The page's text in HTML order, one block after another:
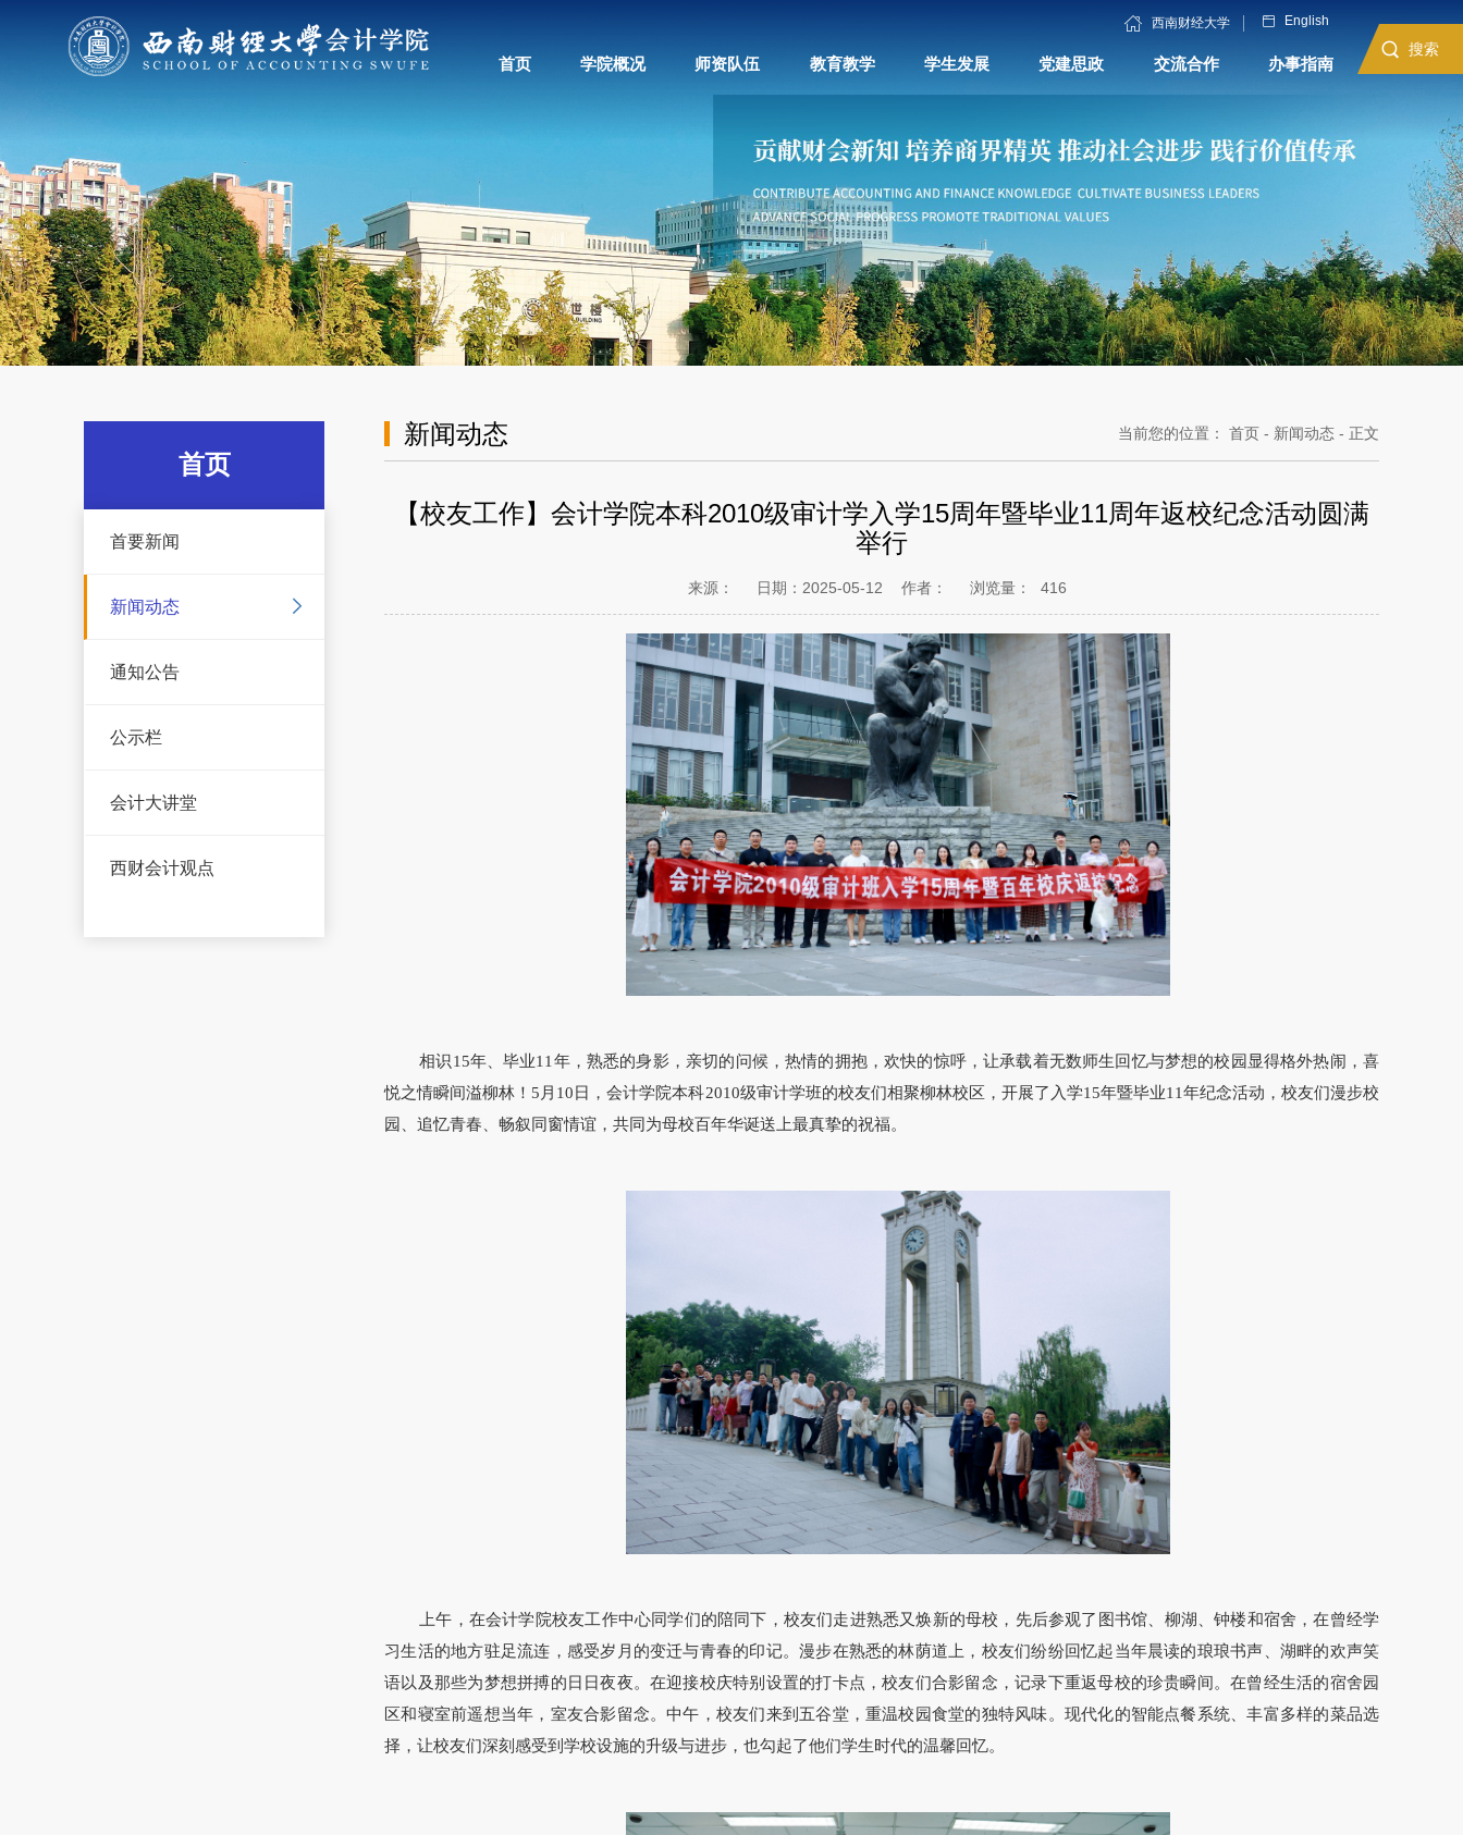
西南财经大学 English
首页 学院概况 师资队伍 教育教学 学生发展 党建思政 交流合作 办事指南
搜索
首页
首要新闻
新闻动态
通知公告
公示栏
会计大讲堂
西财会计观点
新闻动态 当前您的位置： 首页 - 新闻动态 - 正文
【校友工作】会计学院本科2010级审计学入学15周年暨毕业11周年返校纪念活动圆满
举行
来源： 日期：2025-05-12 作者： 浏览量： 416
相识15年、毕业11年，熟悉的身影，亲切的问候，热情的拥抱，欢快的惊呼，让承载着无数师生回忆与梦想的校园显得格外热闹，喜
悦之情瞬间溢柳林！5月10日，会计学院本科2010级审计学班的校友们相聚柳林校区，开展了入学15年暨毕业11年纪念活动，校友们漫步校
园、追忆青春、畅叙同窗情谊，共同为母校百年华诞送上最真挚的祝福。
上午，在会计学院校友工作中心同学们的陪同下，校友们走进熟悉又焕新的母校，先后参观了图书馆、柳湖、钟楼和宿舍，在曾经学
习生活的地方驻足流连，感受岁月的变迁与青春的印记。漫步在熟悉的林荫道上，校友们纷纷回忆起当年晨读的琅琅书声、湖畔的欢声笑
语以及那些为梦想拼搏的日日夜夜。在迎接校庆特别设置的打卡点，校友们合影留念，记录下重返母校的珍贵瞬间。在曾经生活的宿舍园
区和寝室前遥想当年，室友合影留念。中午，校友们来到五谷堂，重温校园食堂的独特风味。现代化的智能点餐系统、丰富多样的菜品选
择，让校友们深刻感受到学校设施的升级与进步，也勾起了他们学生时代的温馨回忆。